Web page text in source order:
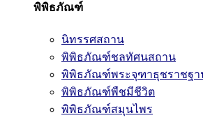
พิพิธภัณฑ์
นิทรรศสถาน
พิพิธภัณฑ์ชลทัศนสถาน
พิพิธภัณฑ์พระจุฑาธุชราชฐา
พิพิธภัณฑ์พืชมีชีวิต
พิพิธภัณฑ์สมุนไพร